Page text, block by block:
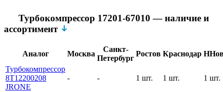
Турбокомпрессор 17201-67010 — наличие и
ассортимент
Аналог Москва
Санкт-
Петербург
Ростов Краснодар
Турбокомпрессор
8T12200208
JRONE
- - 1 шт. 1 шт. 1 шт.